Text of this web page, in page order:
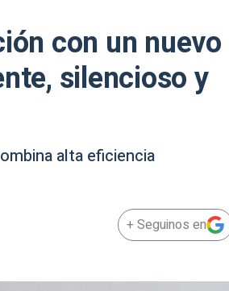
con un nuevo
silencioso y
alta eficiencia
+ Seguinos en